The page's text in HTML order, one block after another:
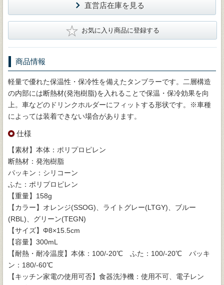
直営店在庫を見る
★ お気に入り商品に登録する
商品情報
軽量で優れた保温性・保冷性を備えたタンブラーです。二層構造
の内部には断熱材(発泡樹脂)を入れることで保温・保冷効果を向
上。車などのドリンクホルダーにフィットする形状です。※車種
によっては装着できない場合があります。
仕様
【素材】本体：ポリプロピレン
断熱材：発泡樹脂
パッキン：シリコーン
ふた：ポリプロピレン
【重量】158g
【カラー】オレンジ(SSOG)、ライトグレー(LTGY)、ブルー
(RBL)、グリーン(TEGN)
【サイズ】Φ8×15.5cm
【容量】300mL
【耐熱・耐冷温度】本体：100/-20℃ ふた：100/-20℃ パッキ
ン：180/-60℃
【キッチン家電の使用可否】食器洗浄機：使用不可、電子レン